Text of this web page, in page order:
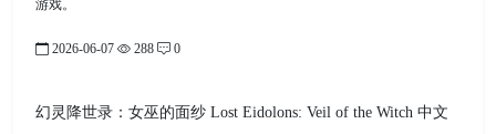
游戏。
2026-06-07 288 0
幻灵降世录：女巫的面纱 Lost Eidolons: Veil of the Witch 中文